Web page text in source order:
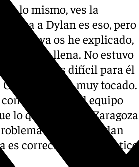
lo mismo, ves la
pasa a Dylan es eso, pero
ya os he explicado,
va muy llena. No estuvo
una tara. Es difícil para él
Gran Canaria, muy tocado.
como el resto del equipo
lo que tú ves en Zaragoza
que tiene Dylan
es correcta, el diagnóstico